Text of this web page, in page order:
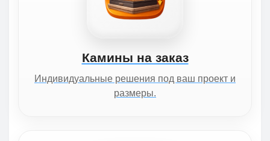
Камины на заказ
Индивидуальные решения под ваш проект и
размеры.